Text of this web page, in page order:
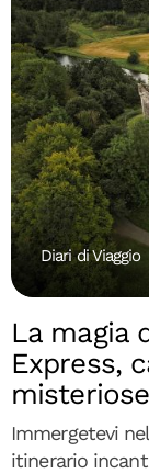
Diari di Viaggio
La magia
Express,
misteriose
Immergetevi
itinerario